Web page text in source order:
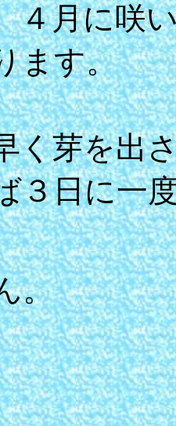
４月に咲
ます。
芽を出
３日に一
。